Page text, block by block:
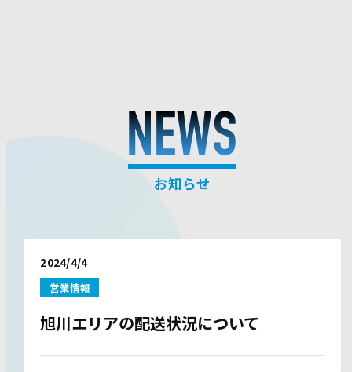
お知らせ
2024/4/4
営業情報
旭川エリアの配送状況について